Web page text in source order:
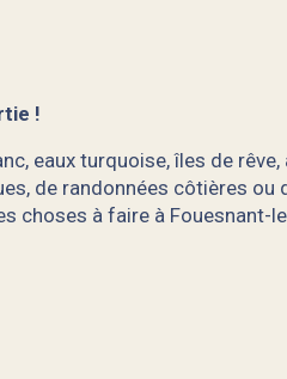
!
eaux turquoise, îles de
de randonnées côtières ou
choses à faire à Fouesnant-